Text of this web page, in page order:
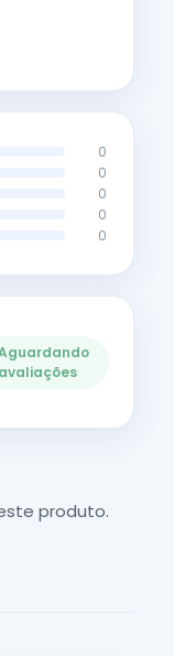
0
0
0
0
0
avaliações
produto.